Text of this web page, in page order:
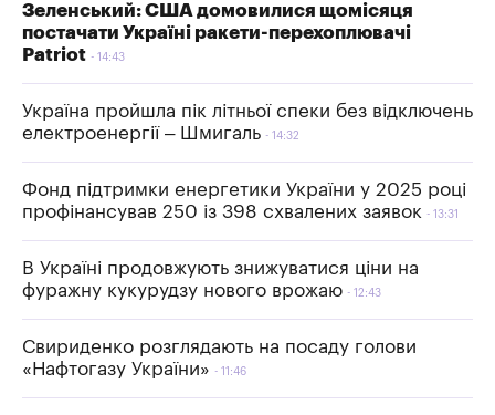
Зеленський: США домовилися щомісяця
постачати Україні ракети-перехоплювачі
Patriot
14:43
Україна пройшла пік літньої спеки без відключень
електроенергії – Шмигаль
14:32
Фонд підтримки енергетики України у 2025 році
профінансував 250 із 398 схвалених заявок
13:31
В Україні продовжують знижуватися ціни на
фуражну кукурудзу нового врожаю
12:43
Свириденко розглядають на посаду голови
«Нафтогазу України»
11:46